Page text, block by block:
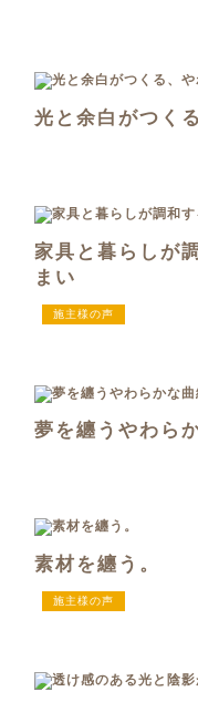
光と余白がつく
家具と暮らしが
まい
施主様の声
夢を纏うやわら
素材を纏う。
施主様の声